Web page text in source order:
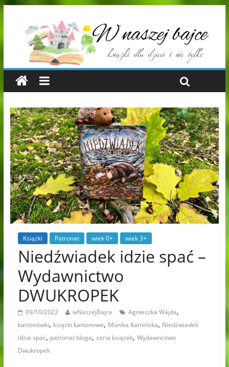
Książki Patronat wiek 0+ wiek 3+
Niedźwiadek idzie spać –
Wydawnictwo
DWUKROPEK
09/10/2022 wNaszejBajce Agnieszka Wajda,
kartonówki, książki kartonowe, Monika Kamińska, Niedźwiadek
idzie spać, patronat bloga, seria książek, Wydawncitwo
Dwukropek